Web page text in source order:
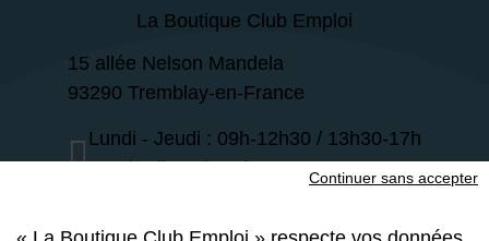
Continuer sans accepter
La Boutique Club Emploi
15 allée Nelson Mandela
93290 Tremblay-en-France
Lundi - Jeudi : 09h-12h30 / 13h30-17h
Vendredi : 09h-12h30
01 49 63 47 30